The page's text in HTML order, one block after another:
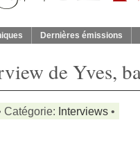
Dernières émissions
de Yves,
Catégorie: Interviews •